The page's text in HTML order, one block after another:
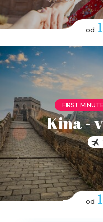
od
FIRST MINUTE
Kina -
od